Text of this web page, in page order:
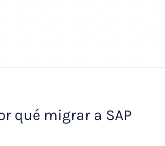
qué migrar a SAP